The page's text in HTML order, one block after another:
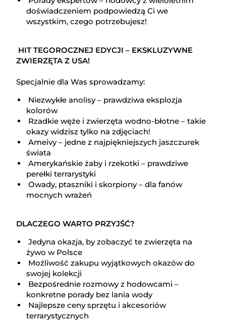
doświadczeniem podpowiedzą Ci we
wszystkim, czego potrzebujesz!
HIT TEGOROCZNEJ EDYCJI – EKSKLUZYWNE
ZWIERZĘTA Z USA!
Specjalnie dla Was sprowadzamy:
Niezwykłe anolisy – prawdziwa eksplozja
kolorów
Rzadkie węże i zwierzęta wodno-błotne – takie
okazy widzisz tylko na zdjęciach!
Ameivy – jedne z najpiękniejszych jaszczurek
świata
Amerykańskie żaby i rzekotki – prawdziwe
perełki terrarystyki
Owady, ptaszniki i skorpiony – dla fanów
mocnych wrażeń
DLACZEGO WARTO PRZYJŚĆ?
Jedyna okazja, by zobaczyć te zwierzęta na
żywo w Polsce
Możliwość zakupu wyjątkowych okazów do
swojej kolekcji
Bezpośrednie rozmowy z hodowcami –
konkretne porady bez lania wody
Najlepsze ceny sprzętu i akcesoriów
terrarystycznych